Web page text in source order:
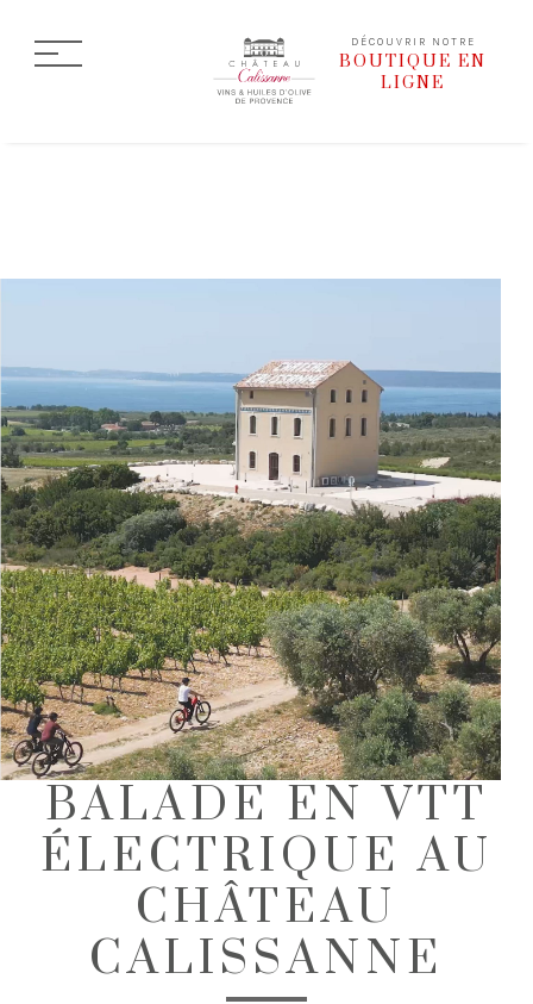
DÉCOUVRIR NOTRE
BOUTIQUE EN
LIGNE
BALADE EN VTT
ÉLECTRIQUE AU
CHÂTEAU
CALISSANNE